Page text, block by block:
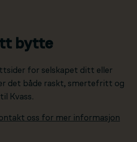
bytte
for selskapet ditt eller
det både raskt, smertefritt og
Kvass.
oss for mer informasjon